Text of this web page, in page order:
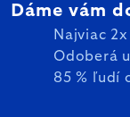
Dáme vám
Najviac
Odoberá
85 % ľudí